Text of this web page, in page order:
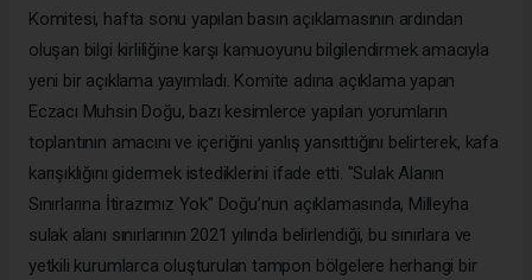
Komitesi, hafta sonu yapılan basın açıklamasının ardından
oluşan bilgi kirliliğine karşı kamuoyunu bilgilendirmek amacıyla
yeni bir açıklama yayımladı. Komite adına açıklama yapan
Eczacı Muhsin Doğu, bazı kesimlerce yapılan yorumların
toplantının amacını ve içeriğini yanlış yansıttığını belirterek, kafa
karışıklığını gidermek istediklerini ifade etti. "Sulak Alanın
Sınırlarına İtirazımız Yok" Doğu’nun açıklamasında, Milleyha
sulak alanı sınırlarının 2021 yılında belirlendiği, bu sınırlara ve
yetkili kurumlarca oluşturulan tampon bölgelere herhangi bir